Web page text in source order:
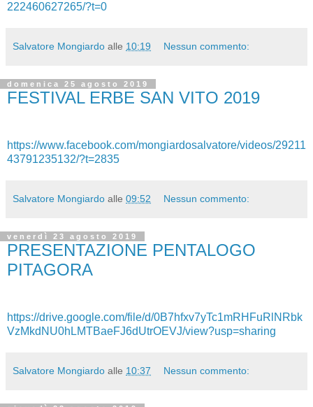
222460627265/?t=0
Salvatore Mongiardo alle 10:19 Nessun commento:
domenica 25 agosto 2019
FESTIVAL ERBE SAN VITO 2019
https://www.facebook.com/mongiardosalvatore/videos/29211
43791235132/?t=2835
Salvatore Mongiardo alle 09:52 Nessun commento:
venerdì 23 agosto 2019
PRESENTAZIONE PENTALOGO
PITAGORA
https://drive.google.com/file/d/0B7hfxv7yTc1mRHFuRlNRbk
VzMkdNU0hLMTBaeFJ6dUtrOEVJ/view?usp=sharing
Salvatore Mongiardo alle 10:37 Nessun commento: